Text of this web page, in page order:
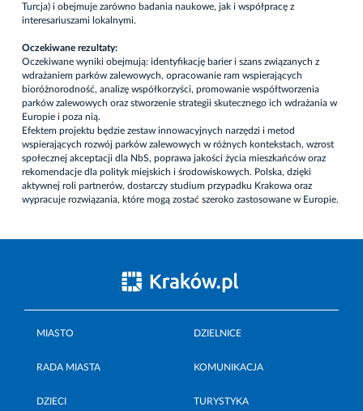
Turcja) i obejmuje zarówno badania naukowe, jak i współpracę z
interesariuszami lokalnymi.
Oczekiwane rezultaty:
Oczekiwane wyniki obejmują: identyfikację barier i szans związanych z
wdrażaniem parków zalewowych, opracowanie ram wspierających
bioróżnorodność, analizę współkorzyści, promowanie współtworzenia
parków zalewowych oraz stworzenie strategii skutecznego ich wdrażania w
Europie i poza nią.
Efektem projektu będzie zestaw innowacyjnych narzędzi i metod
wspierających rozwój parków zalewowych w różnych kontekstach, wzrost
społecznej akceptacji dla NbS, poprawa jakości życia mieszkańców oraz
rekomendacje dla polityk miejskich i środowiskowych. Polska, dzięki
aktywnej roli partnerów, dostarczy studium przypadku Krakowa oraz
wypracuje rozwiązania, które mogą zostać szeroko zastosowane w Europie.
MIASTO DZIELNICE
RADA MIASTA KOMUNIKACJA
DZIECI TURYSTYKA